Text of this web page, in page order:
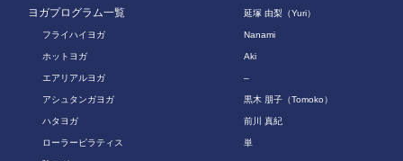
ヨガプログラム一覧
フライハイヨガ
ホットヨガ
エアリアルヨガ
アシュタンガヨガ
ハタヨガ
ローラーピラティス
延塚 由梨（Yuri）
Nanami
Aki
–
黒木 朋子（Tomoko）
前川 真紀
単